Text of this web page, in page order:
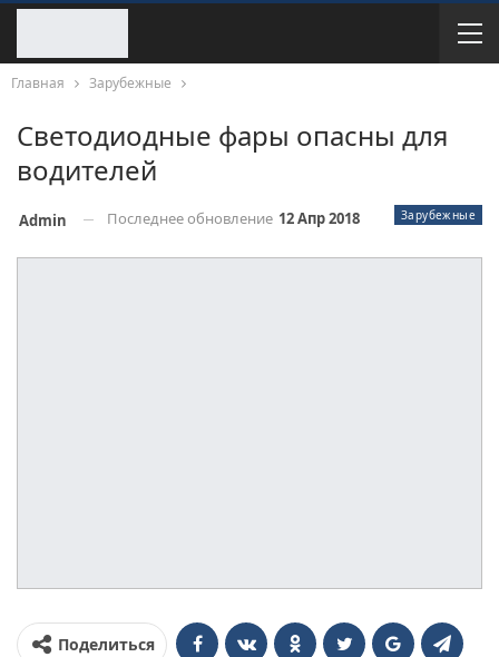
Главная Зарубежные
Светодиодные фары опасны для
водителей
Зарубежные
Admin Последнее обновление 12 Апр 2018
Поделиться